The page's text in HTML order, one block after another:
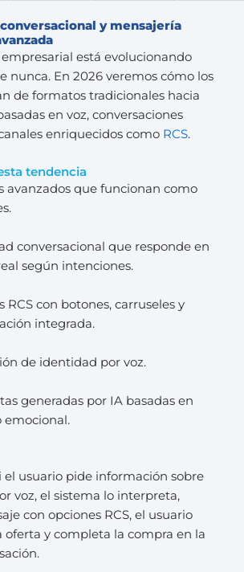
y mensajería
está evolucionando
nunca. En 2026 veremos cómo los
de formatos tradicionales hacia
en voz, conversaciones
enriquecidos como RCS.
tendencia
avanzados que funcionan como
conversacional que responde en
según intenciones.
RCS con botones, carruseles y
integrada.
de identidad por voz.
generadas por IA basadas en
emocional.
el usuario pide información sobre
voz, el sistema lo interpreta,
con opciones RCS, el usuario
oferta y completa la compra en la